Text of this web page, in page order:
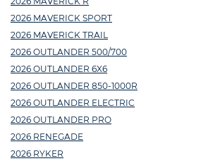
2026 MAVERICK SPORT
2026 MAVERICK TRAIL
2026 OUTLANDER 500/700
2026 OUTLANDER 6X6
2026 OUTLANDER 850-1000R
2026 OUTLANDER ELECTRIC
2026 OUTLANDER PRO
2026 RENEGADE
2026 RYKER